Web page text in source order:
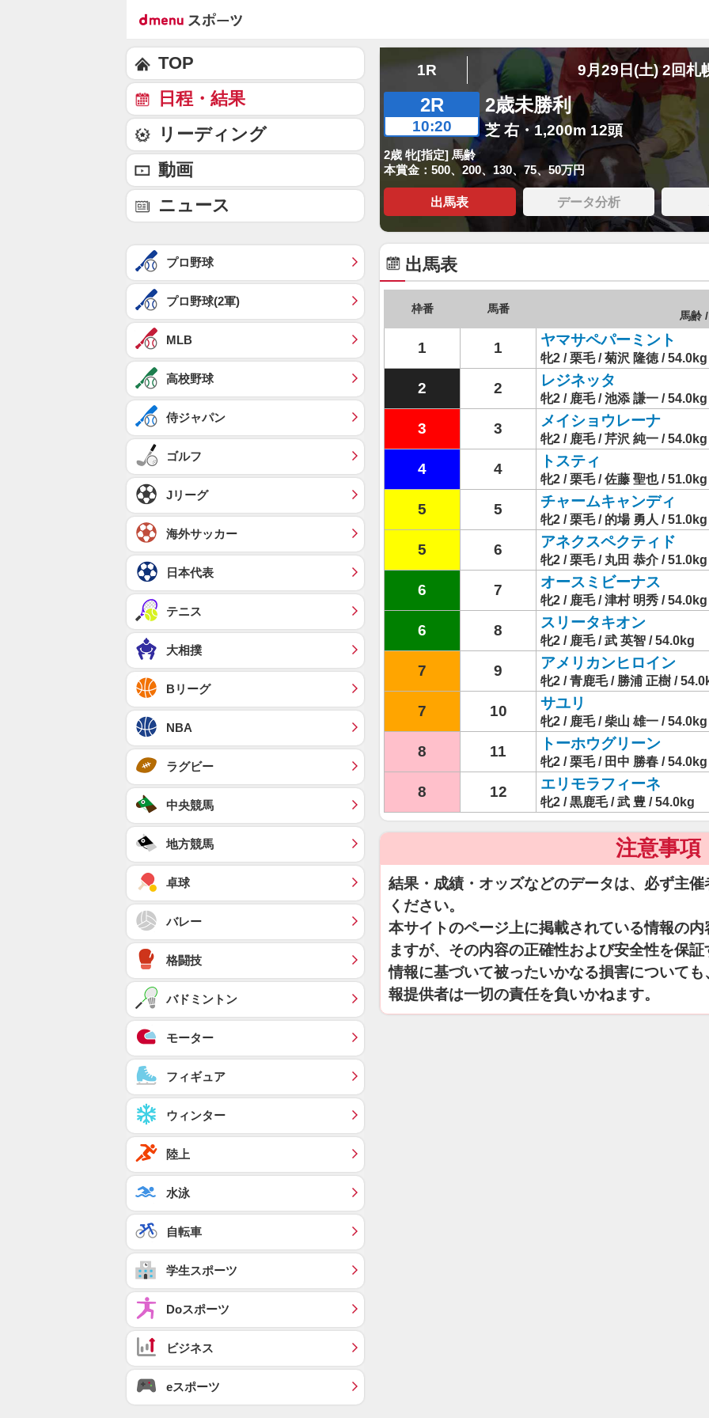
1R 9月29日(土) 2回札
2R
10:20
2歳未勝利
芝 右・1,200m 12頭
2歳 牝[指定] 馬齢
本賞金：500、200、130、75、50万円
出馬表 データ分析
出馬表
枠番 馬番
馬齢
1 1 ヤマサペパーミント
牝2 / 栗毛 / 菊沢 隆徳 / 54.0kg
2 2 レジネッタ
牝2 / 鹿毛 / 池添 謙一 / 54.0kg
3 3 メイショウレーナ
牝2 / 鹿毛 / 芹沢 純一 / 54.0kg
4 4 トスティ
牝2 / 栗毛 / 佐藤 聖也 / 51.0kg
5 5 チャームキャンディ
牝2 / 栗毛 / 的場 勇人 / 51.0kg
5 6 アネクスペクティド
牝2 / 栗毛 / 丸田 恭介 / 51.0kg
6 7 オースミビーナス
牝2 / 鹿毛 / 津村 明秀 / 54.0kg
6 8 スリータキオン
牝2 / 鹿毛 / 武 英智 / 54.0kg
7 9 アメリカンヒロイン
牝2 / 青鹿毛 / 勝浦 正樹 /
7 10 サユリ
牝2 / 鹿毛 / 柴山 雄一 / 54.0kg
8 11 トーホウグリーン
牝2 / 栗毛 / 田中 勝春 / 54.0kg
8 12 エリモラフィーネ
牝2 / 黒鹿毛 / 武 豊 / 54.0kg
注意事項
結果・成績・オッズなどのデータは、必ず主
ください。
本サイトのページ上に掲載されている情報の
ますが、その内容の正確性および安全性を保
情報に基づいて被ったいかなる損害について
報提供者は一切の責任を負いかねます。
TOP
日程・結果
リーディング
動画
ニュース
プロ野球
プロ野球(2軍)
MLB
高校野球
侍ジャパン
ゴルフ
Jリーグ
海外サッカー
日本代表
テニス
大相撲
Bリーグ
NBA
ラグビー
中央競馬
地方競馬
卓球
バレー
格闘技
バドミントン
モーター
フィギュア
ウィンター
陸上
水泳
自転車
学生スポーツ
Doスポーツ
ビジネス
eスポーツ